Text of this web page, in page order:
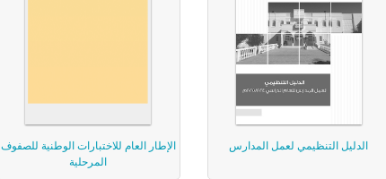
الدليل التنظيمي لعمل المدارس
الإطار العام للاختبارات الوطنية للصفوف
المرحلية